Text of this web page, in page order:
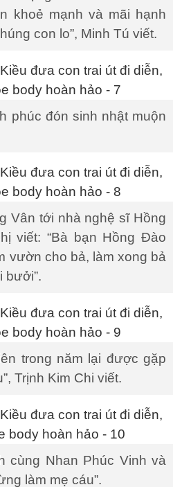
khoẻ mạnh và mãi hạnh
con lo”, Minh Tú viết.
phúc đón sinh nhật muộn
Vân tới nhà nghệ sĩ Hồng
viết: “Bà bạn Hồng Đào
vườn cho bả, làm xong bả
bưởi”.
trong năm lại được gặp
Trịnh Kim Chi viết.
cùng Nhan Phúc Vinh và
làm mẹ cáu”.